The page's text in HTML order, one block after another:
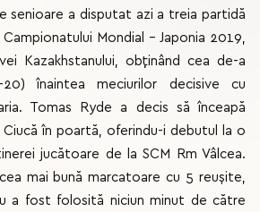
senioare a disputat azi a treia partidă
Mondial - Japonia 2019,
Kazakhstanului, obținând cea de-a
înaintea meciurilor decisive cu
Tomas Ryde a decis să înceapă
Ciucă în poartă, oferindu-i debutul la o
jucătoare de la SCM Rm Vâlcea.
mai bună marcatoare cu 5 reușite,
a fost folosită niciun minut de către